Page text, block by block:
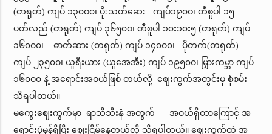
(တရုတ်) ကျပ် ၁၃၀ဝ၀၊ ပိုးသတ်ဆေး ကျပ်၁၉၀ဝ၊ တီစူပါ ၁၅
ပတ်လည် (တရုတ်) ကျပ် ၃၆၅၀ဝ၊ တီစူပါ ၁၀း၁၀း၅ (တရုတ်) ကျပ်
၁၆၀ဝ၀၊ ဓာတ်ဆား (တရုတ်) ကျပ် ၁၄၀ဝ၀၊ ပိုတက်(တရုတ်)
ကျပ် ၂၃၅၀ဝ၊ ယူရီးယား (ယူအေအီး) ကျပ် ၁၉၅၀ဝ၊ မြှားကမ္ဘာ ကျပ်
၁၆၀ဝ၀ နဲ့ အရောင်းအဝယ်ဖြစ် တယ်လို့ ဈေးကွက်အတွင်းမှ စုံစမ်း
သိရပါတယ်။
မကွေးဈေးကွက်မှာ ရာသီသီးနှံ အတွက် အဝယ်ရှိတာကြောင့် အ
ရောင်းပုံမှန်ရှိပြီး ဈေးငြိမ်နေတယ်လို့ သိရပါတယ်။ ဈေးကွက်ထဲ အ